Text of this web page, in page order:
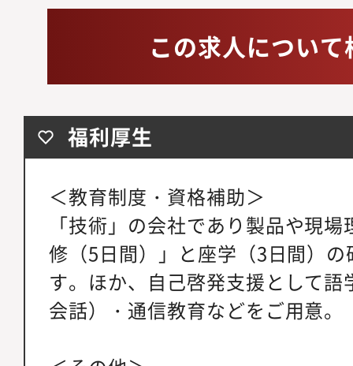
この求人につい
福利厚生
＜教育制度・資格補助＞
「技術」の会社であり製品や現
修（5日間）」と座学（3日間）
す。ほか、自己啓発支援として
会話）・通信教育などをご用意。